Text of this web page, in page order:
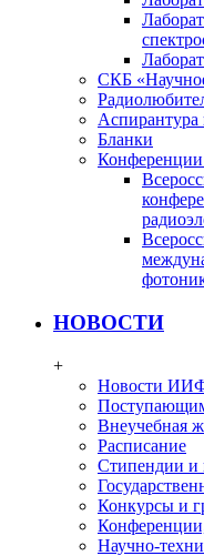
СКБ
Аспирантура
Бланки
НОВОСТИ
+
Новости
Внеучебная
Расписание
Стипендии и
Конкурсы и
Научно-